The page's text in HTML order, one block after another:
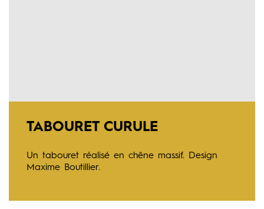
TABOURET CURULE
Un tabouret réalisé en chêne massif. Design
Maxime Boutillier.